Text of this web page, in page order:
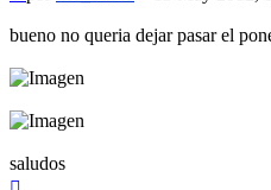
bueno no queria dejar pasar el
saludos